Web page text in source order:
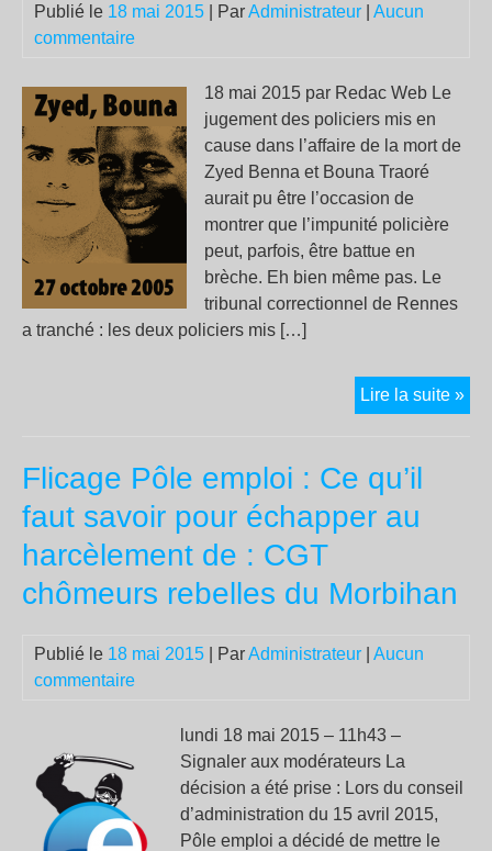
Publié le 18 mai 2015 | ParAdministrateur
Aucun
commentaire
18 mai 2015 par Redac Web Le
jugement des policiers mis en
cause dans l’affaire de la mort de
Zyed Benna et Bouna Traoré
aurait pu être l’occasion de
montrer que l’impunité policière
peut, parfois, être battue en
brèche. Eh bien même pas. Le
tribunal correctionnel de Rennes
a tranché : les deux policiers mis […]
Lire la suite »
et
Flicage Pôle emploi : Ce qu’il
faut savoir pour échapper au
harcèlement de : CGT
chômeurs rebelles du Morbihan
Publié le 18 mai 2015 | ParAdministrateur
Aucun
commentaire
lundi 18 mai 2015 – 11h43 –
Signaler aux modérateurs La
décision a été prise : Lors du conseil
d’administration du 15 avril 2015,
Pôle emploi a décidé de mettre le